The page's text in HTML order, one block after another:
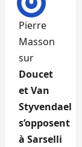
Pierre
Masson
sur
Doucet
et Van
Styvendael
s’opposent
à Sarselli